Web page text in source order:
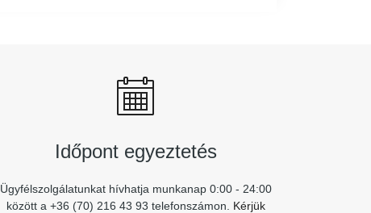
Időpont egyeztetés
Ügyfélszolgálatunkat hívhatja munkanap 0:00 - 24:00
között a +36 (70) 216 43 93 telefonszámon. Kérjük